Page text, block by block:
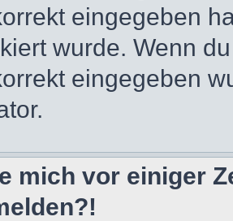
eingegeben
wurde. Wenn
eingegeben
mich vor einiger